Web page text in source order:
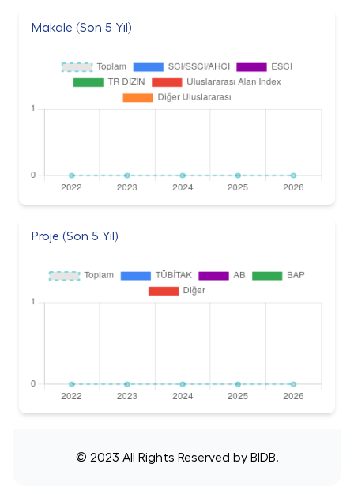
Makale (Son 5 Yıl)
Proje (Son 5 Yıl)
© 2023 All Rights Reserved byBİDB.